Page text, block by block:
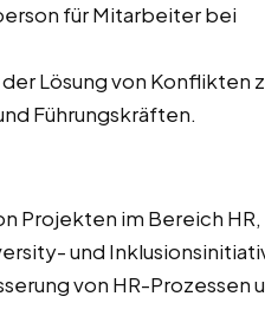
für Mitarbeiter bei
Lösung von Konflikten
Führungskräften.
Projekten im Bereich HR,
und
von HR-Prozessen